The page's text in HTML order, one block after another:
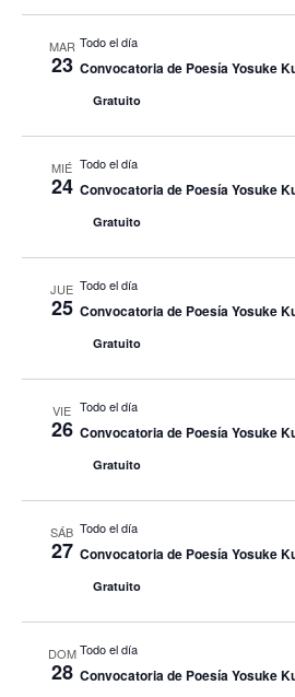
MAR
23
Todo el día
Convocatoria de Poesía Yosuke
Gratuito
MIÉ
24
Todo el día
Convocatoria de Poesía Yosuke
Gratuito
JUE
25
Todo el día
Convocatoria de Poesía Yosuke
Gratuito
VIE
26
Todo el día
Convocatoria de Poesía Yosuke
Gratuito
SÁB
27
Todo el día
Convocatoria de Poesía Yosuke
Gratuito
DOM
28
Todo el día
Convocatoria de Poesía Yosuke